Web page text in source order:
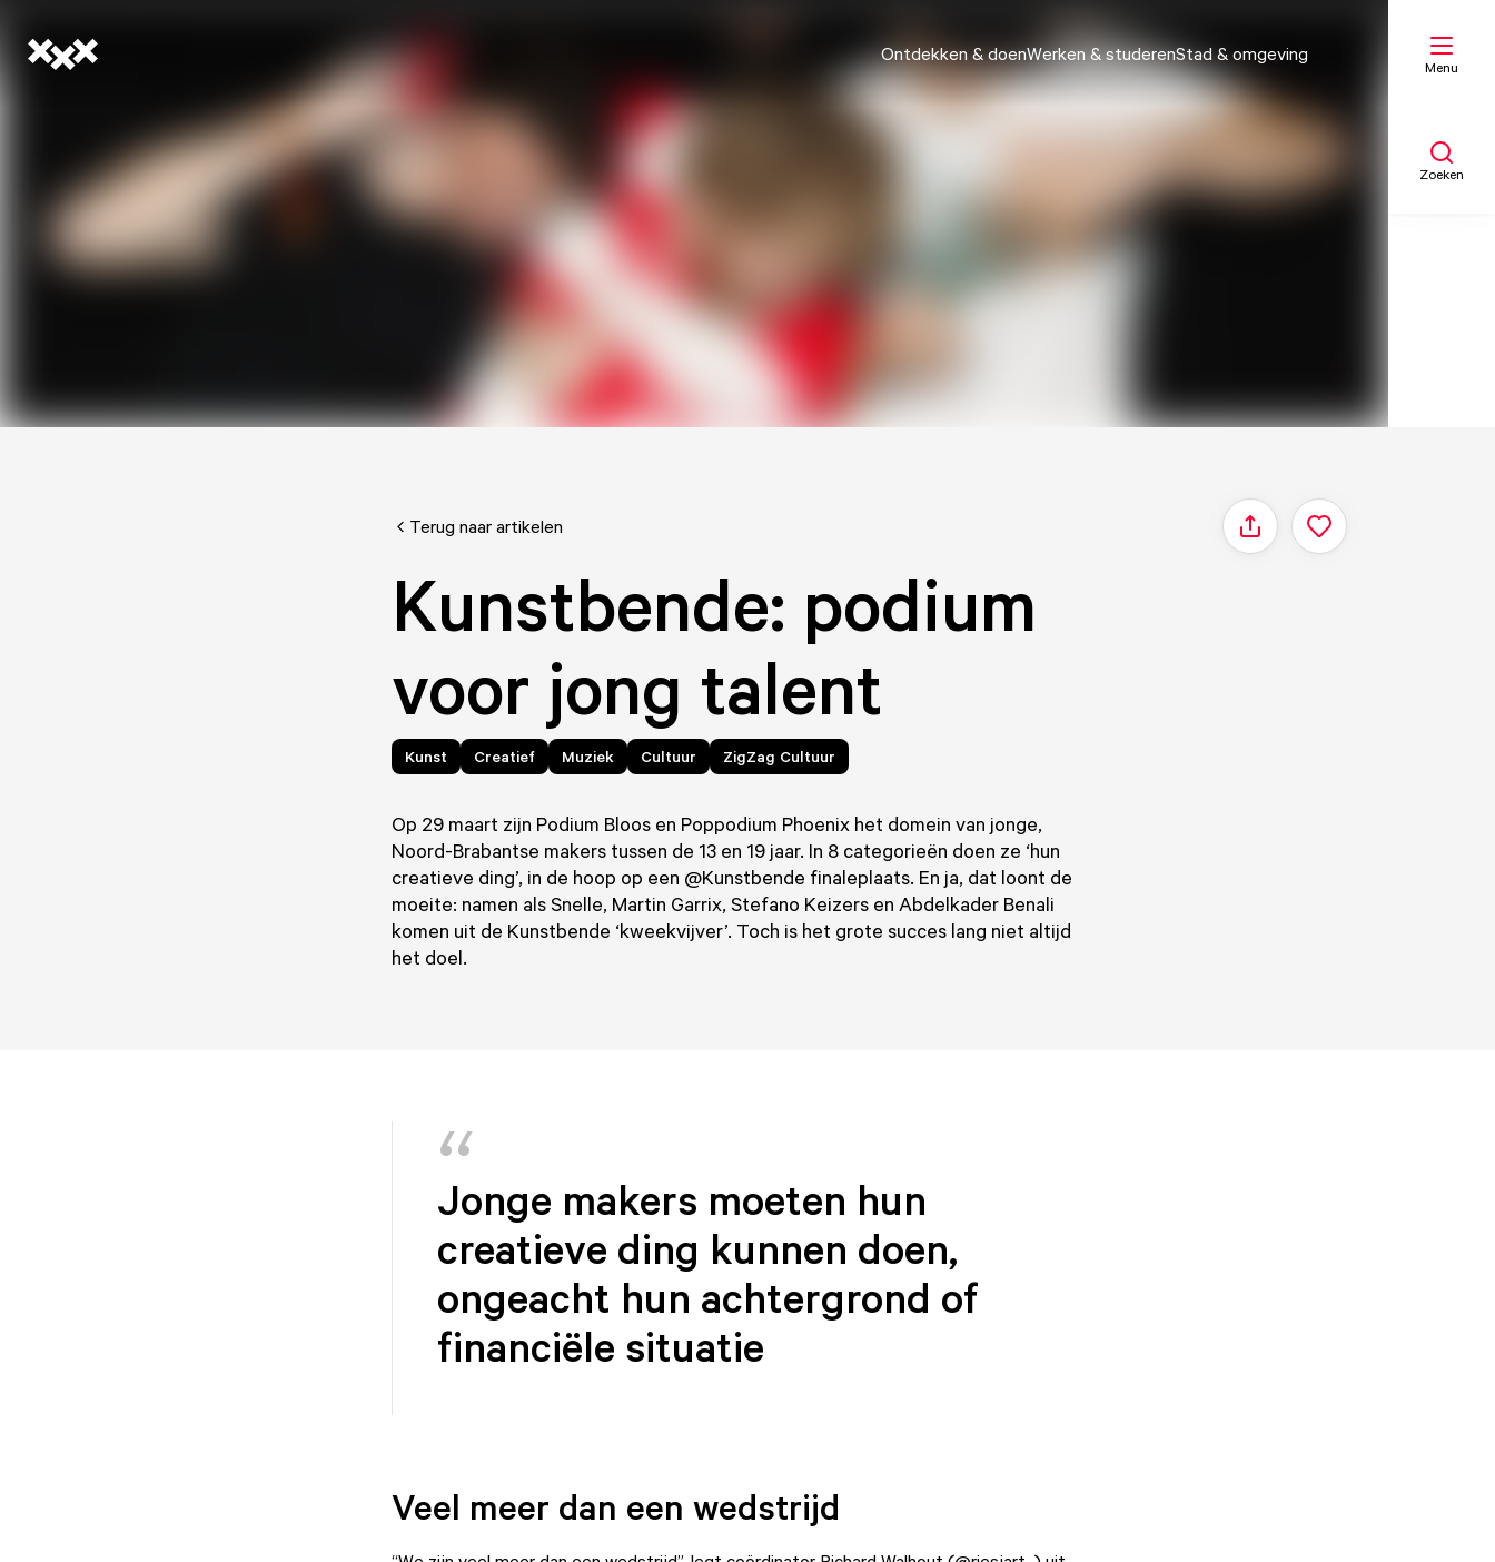
Ontdekken & doenWerken & studerenStad & omgeving
Menu
Zoeken
Terug naar artikelen Delen
Kunstbende: podium
voor jong talent
Kunst Creatief Muziek Cultuur ZigZag Cultuur
Op 29 maart zijn Podium Bloos en Poppodium Phoenix het domein van jonge,
Noord-Brabantse makers tussen de 13 en 19 jaar. In 8 categorieën doen ze ‘hun
creatieve ding’, in de hoop op een @Kunstbende finaleplaats. En ja, dat loont de
moeite: namen als Snelle, Martin Garrix, Stefano Keizers en Abdelkader Benali
komen uit de Kunstbende ‘kweekvijver’. Toch is het grote succes lang niet altijd
het doel.
Jonge makers moeten hun
creatieve ding kunnen doen,
ongeacht hun achtergrond of
financiële situatie
Veel meer dan een wedstrijd